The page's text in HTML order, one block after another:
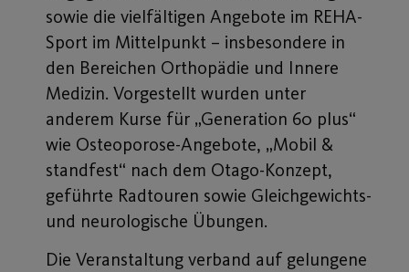
sowie die vielfältigen Angebote im REHA-
Sport im Mittelpunkt – insbesondere in
den Bereichen Orthopädie und Innere
Medizin. Vorgestellt wurden unter
anderem Kurse für „Generation 60 plus“
wie Osteoporose-Angebote, „Mobil &
standfest“ nach dem Otago-Konzept,
geführte Radtouren sowie Gleichgewichts-
und neurologische Übungen.
Die Veranstaltung verband auf gelungene